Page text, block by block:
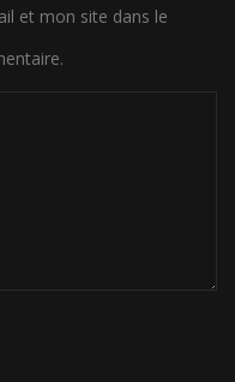
et mon site dans le